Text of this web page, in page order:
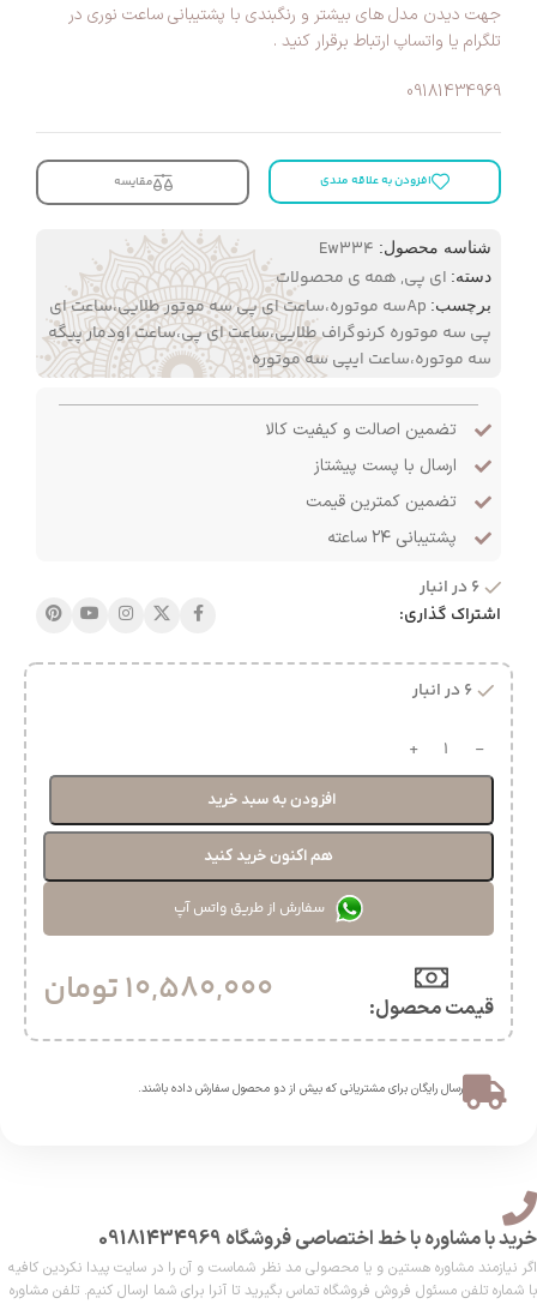
جهت دیدن مدل های بیشتر و رنگبندی با پشتیبانی ساعت نوری در
تلگرام یا واتساپ ارتباط برقرار کنید .
09181434969
افزودن به علاقه مندی مقایسه
شناسه محصول: Ew334
دسته: ای پی, همه ی محصولات
برچسب:
Apسه موتوره،ساعت ای پی سه موتور طلایی،ساعت ای
پی سه موتوره کرنوگراف طلایی،ساعت ای پی،ساعت اودمار پیگه
سه موتوره،ساعت ایپی سه موتوره
تضمین اصالت و کیفیت کالا
ارسال با پست پیشتاز
تضمین کمترین قیمت
پشتیبانی ۲۴ ساعته
6 در انبار
اشتراک گذاری:
6 در انبار
افزودن به سبد خرید
هم اکنون خرید کنید
سفارش از طریق واتس آپ
قیمت محصول:​ 10,580,000تومان
ارسال رایگان برای مشتریانی که بیش از دو محصول سفارش داده باشند.​
خرید با مشاوره با خط اختصاصی فروشگاه 09181434969
اگر نیازمند مشاوره هستین و یا محصولی مد نظر شماست و آن را در سایت پیدا نکردین کافیه
با شماره تلفن مسئول فروش فروشگاه تماس بگیرید تا آنرا برای شما ارسال کنیم. تلفن مشاوره